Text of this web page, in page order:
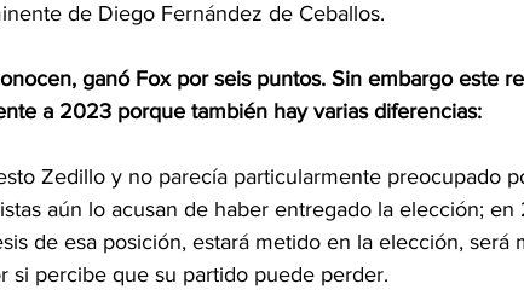
de Diego Fernández de Ceballos.
ganó Fox por seis puntos. Sin embargo este
a 2023 porque también hay varias diferencias:
Zedillo y no parecía particularmente preocupado
aún lo acusan de haber entregado la elección; en
de esa posición, estará metido en la elección, será
si percibe que su partido puede perder.